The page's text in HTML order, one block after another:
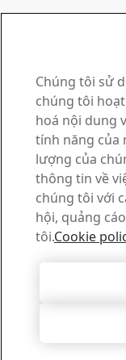
Liên hệ
Liên hệ với
Liên hệ Bộ phận
vấn đề và tìm hiểu
Mẫu liên hệ
Trung tâm
Tìm kiếm và tải
Đăng ký
Chúng tôi sử
chúng tôi
hoá nội dung
tính năng của
lượng của
thông tin về
chúng tôi với
hội, quảng
tôi.Cookie